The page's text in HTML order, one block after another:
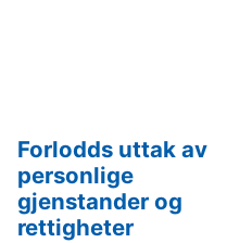
Forlodds uttak av
personlige
gjenstander og
rettigheter